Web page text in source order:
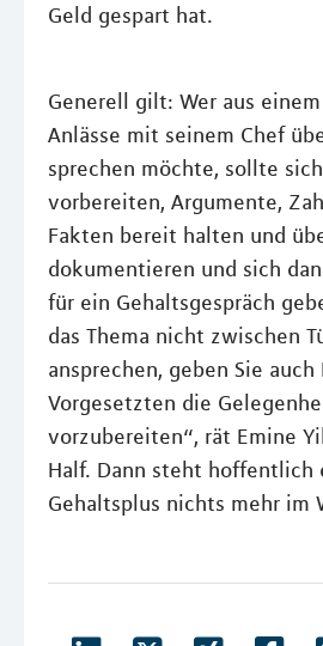
Geld gespart hat.
Generell gilt: Wer aus
Anlässe mit seinem Chef
sprechen möchte, sollte
vorbereiten, Argumente,
Fakten bereit halten und
dokumentieren und sich
für ein Gehaltsgespräch
das Thema nicht zwischen
ansprechen, geben Sie auch
Vorgesetzten die
vorzubereiten“, rät Emine
Half. Dann steht hoffentlich
Gehaltsplus nichts mehr im